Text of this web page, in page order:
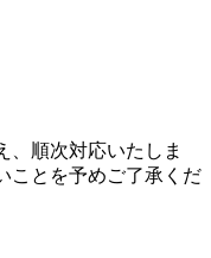
、順次対応いたしま
ことを予めご了承くだ